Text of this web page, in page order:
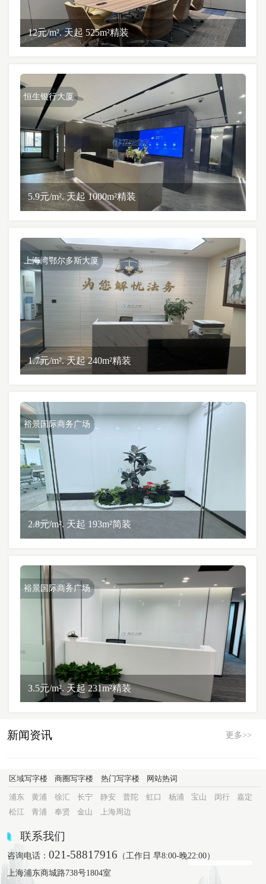
12元/m². 天起 525m²精装
恒生银行大厦
5.9元/m². 天起 1000m²精装
上海湾鄂尔多斯大厦
1.7元/m². 天起 240m²精装
裕景国际商务广场
2.8元/m². 天起 193m²简装
裕景国际商务广场
3.5元/m². 天起 231m²精装
新闻资讯 更多>>
区域写字楼 商圈写字楼 热门写字楼 网站热词
浦东 黄浦 徐汇 长宁 静安 普陀 虹口 杨浦 宝山 闵行
嘉定
松江
青浦 奉贤 金山 上海周边
联系我们
咨询电话：021-58817916 （工作日 早8:00-晚22:00）
上海浦东商城路738号1804室